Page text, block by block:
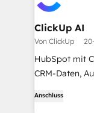
ClickUp AI
Von ClickUp
HubSpot mit
CRM-Daten,
Anschluss